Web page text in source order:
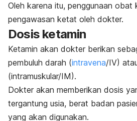
Oleh karena itu, penggunaan obat
pengawasan ketat oleh dokter.
Dosis ketamin
Ketamin akan dokter berikan
pembuluh darah (intravena/IV)
(intramuskular/IM).
Dokter akan memberikan dosis
tergantung usia, berat badan
yang akan digunakan.